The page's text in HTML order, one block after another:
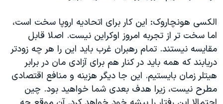
الکسی هونچاروک: این کار برای اتحادیه اروپا سخت است،
اما سخت تر از تجربه امروز اوکراین نیست. اصلا قابل
مقایسه نیستند. تمام رهبران غرب باید این را هر چه زودتر
دریابند که همه باید در کنار هم برای آزادی مان در برابر
هیتلر زمان بایستیم. این جا دیگر هزینه و منافع اقتصادی
مطرح نیست، زیرا هدف بعدی شما خواهید بود. چین